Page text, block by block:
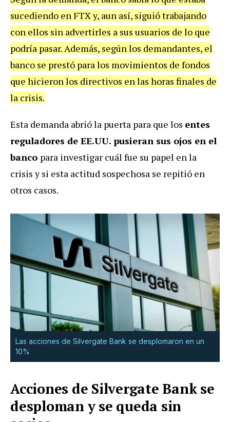
sucediendo en FTX y, aun así, siguió trabajando
con ellos sin advertirles a sus usuarios de lo que
podría pasar. Además, según los demandantes, el
banco se prestó para los movimientos de fondos
que hicieron los directivos en las horas finales de
la crisis.
Esta demanda abrió la puerta para que los entes
reguladores de EE.UU. pusieran sus ojos en el
banco para investigar cuál fue su papel en la
crisis y si esta actitud sospechosa se repitió en
otros casos.
Las acciones de Silvergate Bank se desplomaron en un
10%
Acciones de Silvergate Bank se
desploman y se queda sin